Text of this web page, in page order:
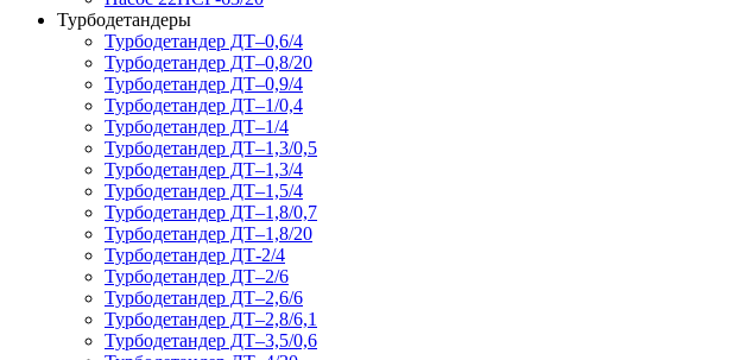
Турбодетандеры
Турбодетандер ДТ–0,6/4
Турбодетандер ДТ–0,8/20
Турбодетандер ДТ–0,9/4
Турбодетандер ДТ–1/0,4
Турбодетандер ДТ–1/4
Турбодетандер ДТ–1,3/0,5
Турбодетандер ДТ–1,3/4
Турбодетандер ДТ–1,5/4
Турбодетандер ДТ–1,8/0,7
Турбодетандер ДТ–1,8/20
Турбодетандер ДТ-2/4
Турбодетандер ДТ–2/6
Турбодетандер ДТ–2,6/6
Турбодетандер ДТ–2,8/6,1
Турбодетандер ДТ–3,5/0,6